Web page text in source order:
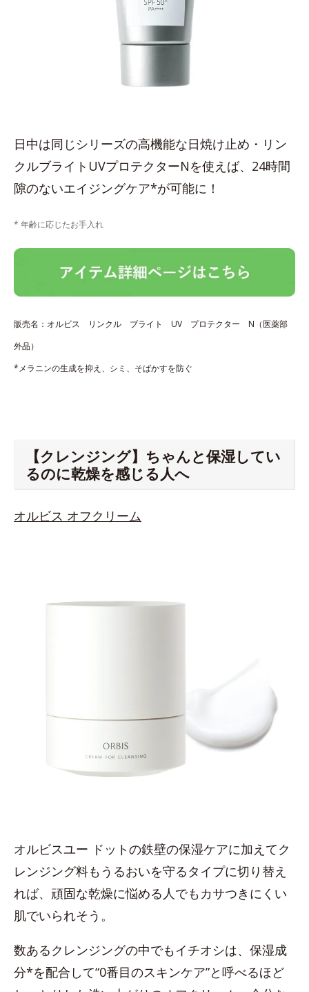
日中は同じシリーズの高機能な日焼け止め・リン
クルブライトUVプロテクターNを使えば、24時間
隙のないエイジングケア*が可能に！
* 年齢に応じたお手入れ
販売名：オルビス リンクル ブライト UV プロテクター N（医薬部
外品）
*メラニンの生成を抑え、シミ、そばかすを防ぐ
【クレンジング】ちゃんと保湿してい
るのに乾燥を感じる人へ
オルビス オフクリーム
オルビスユー ドットの鉄壁の保湿ケアに加えてク
レンジング料もうるおいを守るタイプに切り替え
れば、頑固な乾燥に悩める人でもカサつきにくい
肌でいられそう。
数あるクレンジングの中でもイチオシは、保湿成
分*を配合して“0番目のスキンケア”と呼べるほど